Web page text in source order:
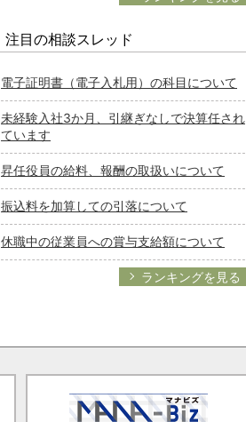
注目の相談スレッド
電子証明書（電子入札用）の科目について
未経験入社3か月、引継ぎなしで決算任され
ています
昇任役員の給料、報酬の取扱いについて
振込料を加算しての引落について
休職中の従業員への賞与支給額について
ランキングを見る